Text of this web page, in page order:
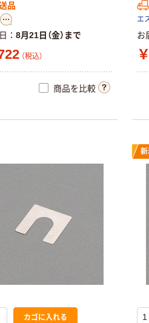
品
8月21日（金）まで
（税込）
商品を比較
エ
お
カゴに入れる
新